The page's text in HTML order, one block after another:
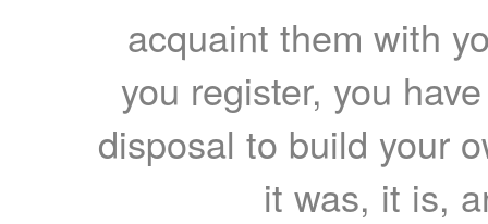
acquaint them with
you register, you
disposal to build your
it was, it is,